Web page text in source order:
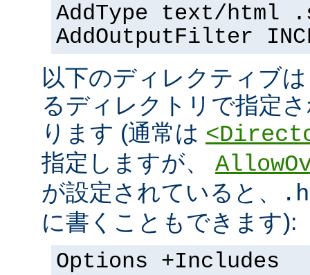
AddType text/html
AddOutputFilter
以下のディレクティブ
るディレクトリで指定
ります (通常は
指定しますが、
が設定されていると、
に書くこともできます):
Options +Includes